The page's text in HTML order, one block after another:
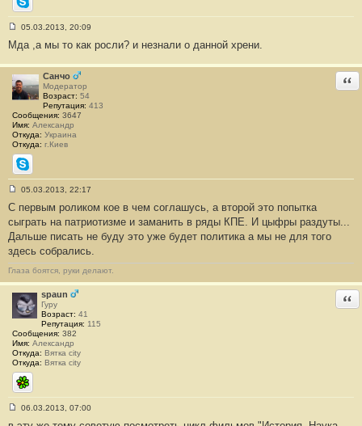
Skype
о
о
б
щ
е
н
и
е
#
4
05.03.2013, 20:09
Мда ,а мы то как росли? и незнали о данной хрени.
Санчо
Модератор
Возраст: 54
Репутация: 413
Сообщения: 3647
Имя: Александр
Откуда: Украина
Откуда: г.Киев
Skype
о
б
щ
н
и
е
#
5
05.03.2013, 22:17
С первым роликом кое в чем соглашусь, а второй это попытка
сыграть на патриотизме и заманить в ряды КПЕ. И цыфры раздуты...
Дальше писать не буду это уже будет политика а мы не для того
здесь собрались.
Глаза боятся, руки делают.
spaun
Гуру
Возраст: 41
Репутация: 115
Сообщения: 382
Имя: Александр
Откуда: Вятка city
Откуда: Вятка city
ICQ
06.03.2013, 07:00